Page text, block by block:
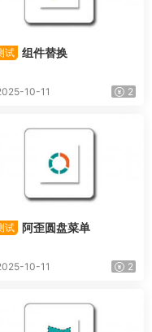
试 组件替换
10-11 2
试 阿歪圆盘菜单
10-11 2